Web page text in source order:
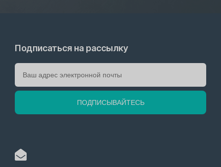
Подписаться на рассылку